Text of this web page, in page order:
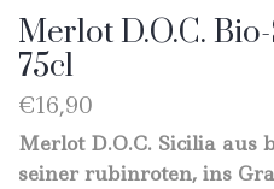
Merlot D.O.C.
75cl
€16,90
Merlot D.O.C. Sicilia aus
seiner rubinroten, ins